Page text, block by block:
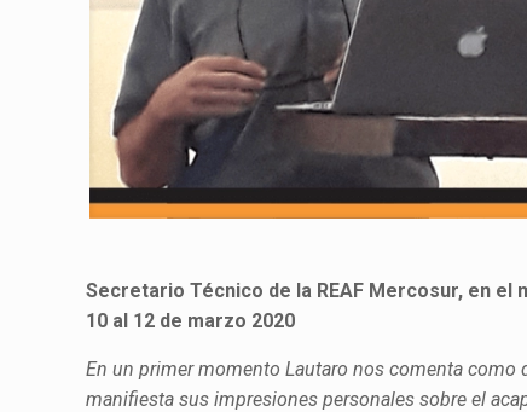
Secretario Técnico de la REAF Mercosur, en el
10 al 12 de marzo 2020
En un primer momento Lautaro nos comenta como
manifiesta sus impresiones personales sobre el